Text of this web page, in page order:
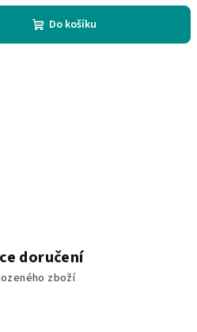
Do košíku
doručení
zboží